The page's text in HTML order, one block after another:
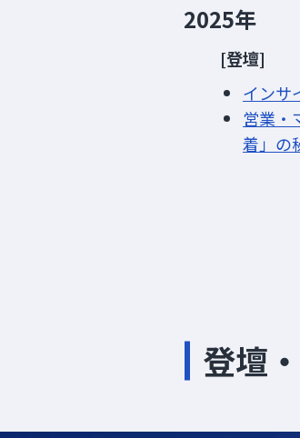
2025年
[登壇]
インサ
営業・
着」の
登壇